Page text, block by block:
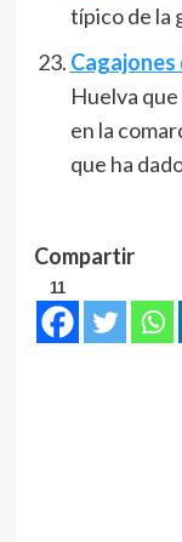
típico de la
Cagajones
Huelva
en la
que ha
Compartir
11